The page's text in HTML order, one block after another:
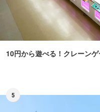
10円から遊べる！クレーン
5